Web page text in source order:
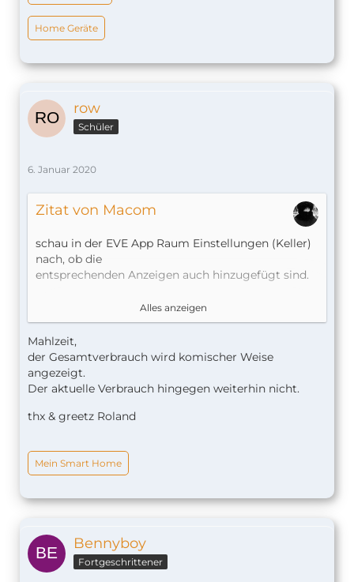
Home Geräte
row
Schüler
6. Januar 2020
Zitat von Macom
schau in der EVE App Raum Einstellungen (Keller)
nach, ob die
entsprechenden Anzeigen auch hinzugefügt sind.
Alles anzeigen
Mahlzeit,
der Gesamtverbrauch wird komischer Weise
angezeigt.
Der aktuelle Verbrauch hingegen weiterhin nicht.
thx & greetz Roland
Mein Smart Home
Bennyboy
Fortgeschrittener